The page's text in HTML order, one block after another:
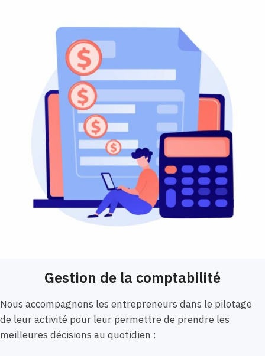
Gestion de la comptabilité
Nous accompagnons les entrepreneurs dans le pilotage
de leur activité pour leur permettre de prendre les
meilleures décisions au quotidien :